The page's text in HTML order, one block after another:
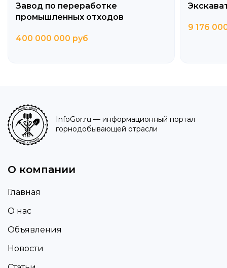
Завод по переработке
промышленных отходов
400 000 000 руб
9 176
InfoGor.ru — информационный портал
горнодобывающей отрасли
О компании
Главная
О нас
Объявления
Новости